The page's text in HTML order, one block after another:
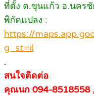
ที่ตั้ง ต.ขุนแก้ว อ.นคร
พิกัดแปลง :
https://
g_st=il
.
สนใจติดต่อ
คุณนก 094-8518558